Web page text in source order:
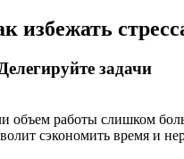
избежать
задачи
объем работы слишком
сэкономить время и